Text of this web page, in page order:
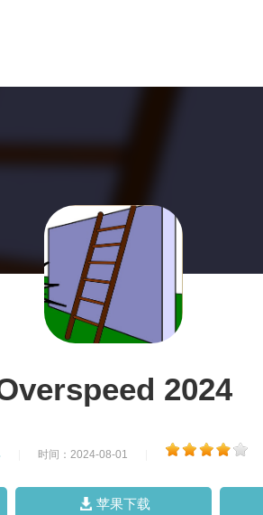
2024
时间：2024-08-01
苹果下载